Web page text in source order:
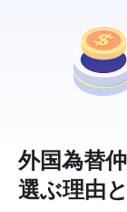
外国為替
選ぶ理由